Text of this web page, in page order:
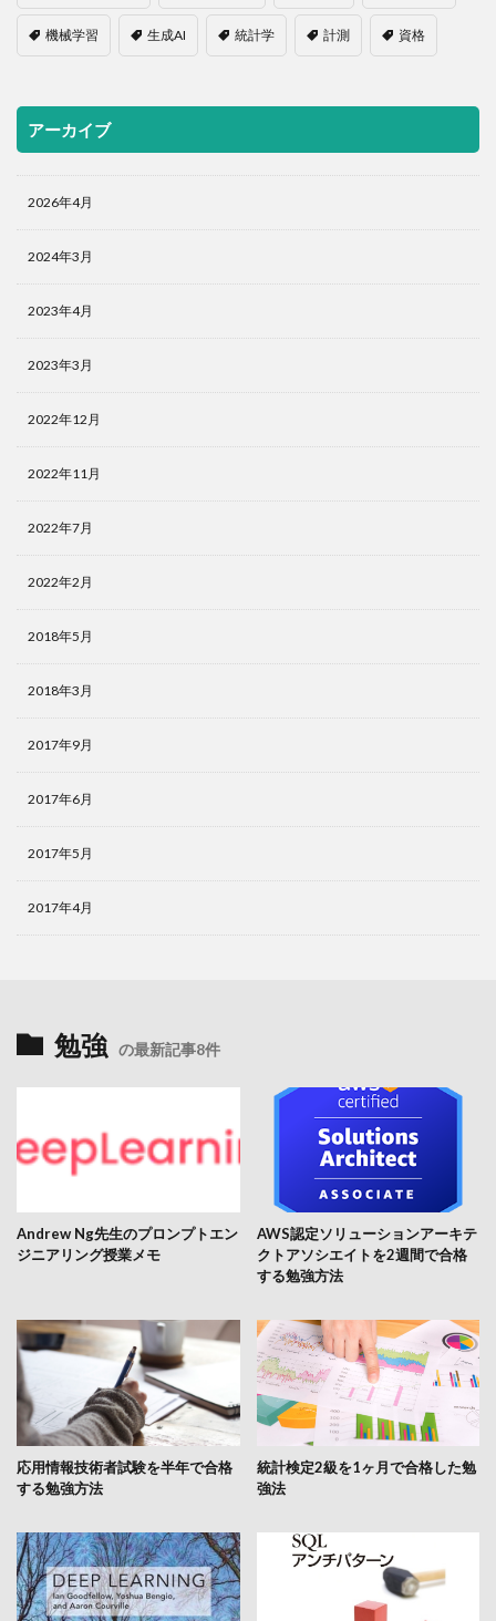
機械学習 生成AI 統計学 計測 資格
アーカイブ
2026年4月
2024年3月
2023年4月
2023年3月
2022年12月
2022年11月
2022年7月
2022年2月
2018年5月
2018年3月
2017年9月
2017年6月
2017年5月
2017年4月
勉強 の最新記事8件
Andrew Ng先生のプロンプトエン
ジニアリング授業メモ
AWS認定ソリューションアーキテ
クトアソシエイトを2週間で合格
する勉強方法
応用情報技術者試験を半年で合格
する勉強方法
統計検定2級を1ヶ月で合格した勉
強法